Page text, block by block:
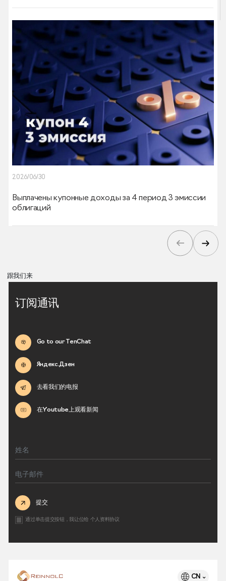
2026/06/30
Выплачены купонные доходы за 4 период 3 эмиссии
облигаций
跟我们来
订阅通讯
Go to our TenChat
Яндекс.Дзен
去看我们的电报
在Youtube上观看新闻
提交
通过单击提交按钮，我让位给 个人资料协议
CN